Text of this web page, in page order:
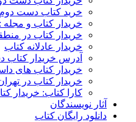
خرید کتاب دست
خریدار کتاب و
خریدار کتاب در
خریدار عادلانه کتاب
آدرس خریدار کتاب
خریدار کتاب های
خریدار کتاب در
کارا کتاب: خریدار
آثار نویسندگان
دانلود رایگان کتاب